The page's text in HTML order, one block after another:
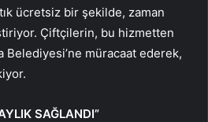
ücretsiz bir şekilde, zaman
Çiftçilerin, bu hizmetten
Belediyesi’ne müracaat ederek,
SAĞLANDI”